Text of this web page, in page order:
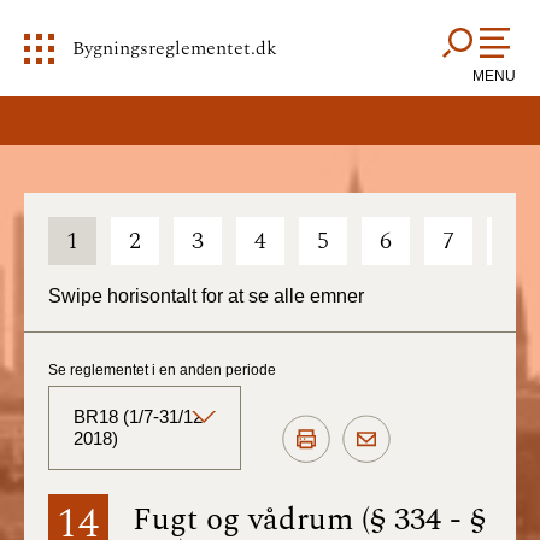
Bygningsreglementet.dk
MENU
1 2 3 4 5 6 7
Swipe horisontalt for at se alle emner
14 Fugt og vådrum (§ 334 - §
Se reglementet i en anden periode
BR18 (1/7-31/12
2018)
BR18 (Aktuelt)